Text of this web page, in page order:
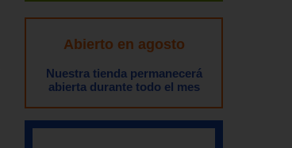
Abierto en agosto
Nuestra tienda permanecerá
abierta durante todo el mes